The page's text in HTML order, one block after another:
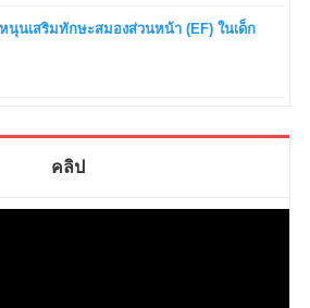
นุนเสริมทักษะสมองส่วนหน้า (EF) ในเด็ก
คลิป